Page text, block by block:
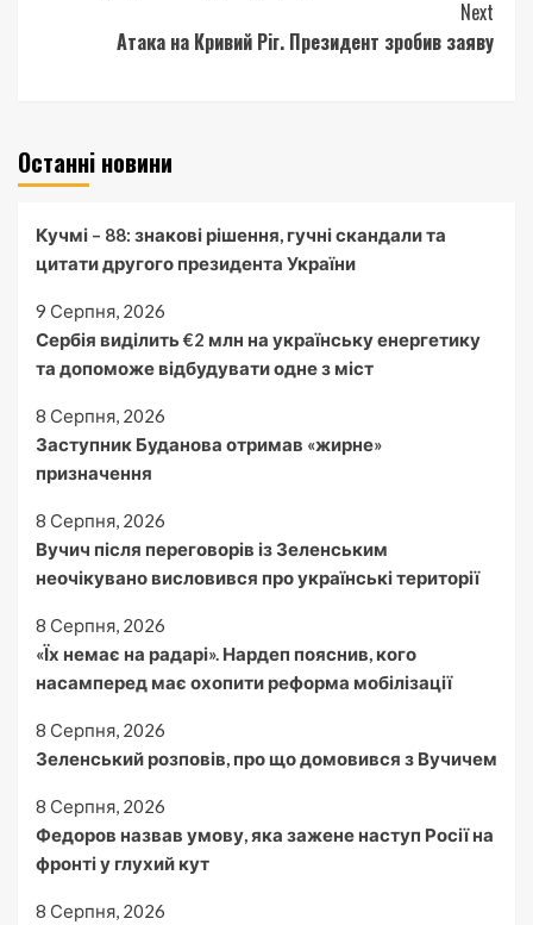
Next
Атака на Кривий Ріг. Президент зробив заяву
Останні новини
Кучмі – 88: знакові рішення, гучні скандали та
цитати другого президента України
9 Серпня, 2026
Сербія виділить €2 млн на українську енергетику
та допоможе відбудувати одне з міст
8 Серпня, 2026
Заступник Буданова отримав «жирне»
призначення
8 Серпня, 2026
Вучич після переговорів із Зеленським
неочікувано висловився про українські території
8 Серпня, 2026
«Їх немає на радарі». Нардеп пояснив, кого
насамперед має охопити реформа мобілізації
8 Серпня, 2026
Зеленський розповів, про що домовився з Вучичем
8 Серпня, 2026
Федоров назвав умову, яка зажене наступ Росії на
фронті у глухий кут
8 Серпня, 2026